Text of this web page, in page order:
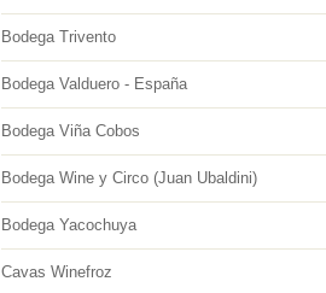
Bodega Trivento
Bodega Valduero - España
Bodega Viña Cobos
Bodega Wine y Circo (Juan Ubaldini)
Bodega Yacochuya
Cavas Winefroz